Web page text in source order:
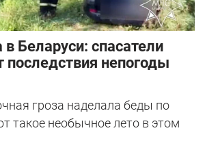
в Беларуси: спасатели
последствия непогоды
гроза наделала беды по
такое необычное лето в этом